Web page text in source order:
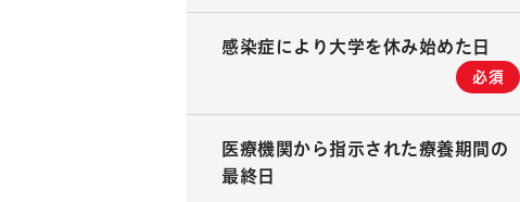
感染症により大学を休み始めた日
必須
医療機関から指示された療養期間の
最終日